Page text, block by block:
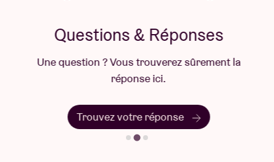
Questions & Réponses
Une question ? Vous trouverez sûrement la
réponse ici.
Trouvez votre réponse